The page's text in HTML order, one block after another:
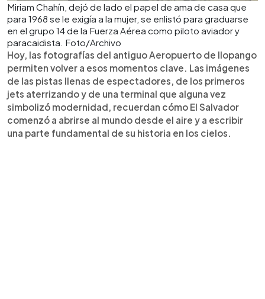
Miriam Chahín, dejó de lado el papel de ama de casa que
para 1968 se le exigía a la mujer, se enlistó para graduarse
en el grupo 14 de la Fuerza Aérea como piloto aviador y
paracaidista. Foto/Archivo
Hoy, las fotografías del antiguo Aeropuerto de Ilopango
permiten volver a esos momentos clave. Las imágenes
de las pistas llenas de espectadores, de los primeros
jets aterrizando y de una terminal que alguna vez
simbolizó modernidad, recuerdan cómo El Salvador
comenzó a abrirse al mundo desde el aire y a escribir
una parte fundamental de su historia en los cielos.